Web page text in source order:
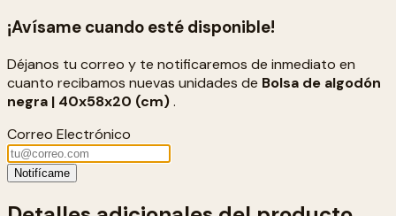
¡Avísame cuando esté disponible!
Déjanos tu correo y te notificaremos de inmediato en
cuanto recibamos nuevas unidades de Bolsa de algodón
negra | 40x58x20 (cm).
Correo Electrónico
Notifícame